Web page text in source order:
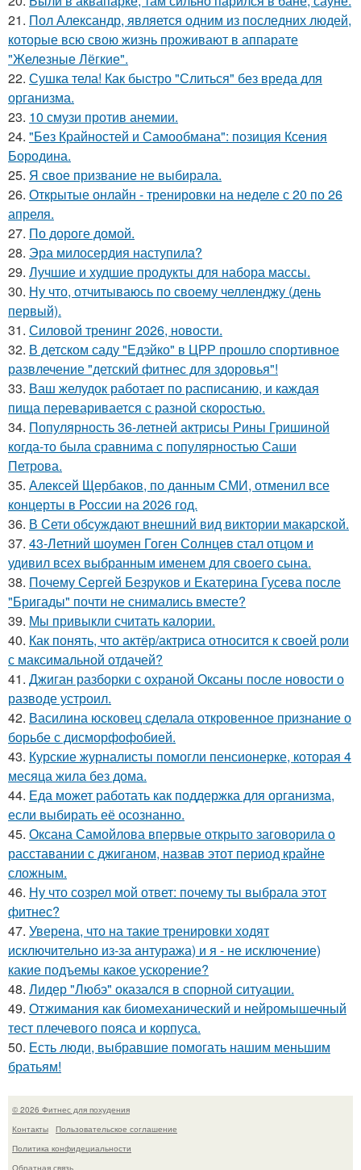
21. Пол Александр, является одним из последних людей,
которые всю свою жизнь проживают в аппарате
"Железные Лёгкие".
22. Сушка тела! Как быстро "Слиться" без вреда для
организма.
23. 10 смузи против анемии.
24. "Без Крайностей и Самообмана": позиция Ксения
Бородина.
25. Я свое призвание не выбирала.
26. Открытые онлайн - тренировки на неделе с 20 по 26
апреля.
27. По дороге домой.
28. Эра милосердия наступила?
29. Лучшие и худшие продукты для набора массы.
30. Ну что, отчитываюсь по своему челленджу (день
первый).
31. Силовой тренинг 2026, новости.
32. В детском саду "Едэйко" в ЦРР прошло спортивное
развлечение "детский фитнес для здоровья"!
33. Ваш желудок работает по расписанию, и каждая
пища переваривается с разной скоростью.
34. Популярность 36-летней актрисы Рины Гришиной
когда-то была сравнима с популярностью Саши
Петрова.
35. Алексей Щербаков, по данным СМИ, отменил все
концерты в России на 2026 год.
36. В Сети обсуждают внешний вид виктории макарской.
37. 43-Летний шоумен Гоген Солнцев стал отцом и
удивил всех выбранным именем для своего сына.
38. Почему Сергей Безруков и Екатерина Гусева после
"Бригады" почти не снимались вместе?
39. Мы привыкли считать калории.
40. Как понять, что актёр/актриса относится к своей роли
с максимальной отдачей?
41. Джиган разборки с охраной Оксаны после новости о
разводе устроил.
42. Василина юсковец сделала откровенное признание о
борьбе с дисморфофобией.
43. Курские журналисты помогли пенсионерке, которая 4
месяца жила без дома.
44. Еда может работать как поддержка для организма,
если выбирать её осознанно.
45. Оксана Самойлова впервые открыто заговорила о
расставании с джиганом, назвав этот период крайне
сложным.
46. Ну что созрел мой ответ: почему ты выбрала этот
фитнес?
47. Уверена, что на такие тренировки ходят
исключительно из-за антуража) и я - не исключение)
какие подъемы какое ускорение?
48. Лидер "Любэ" оказался в спорной ситуации.
49. Отжимания как биомеханический и нейромышечный
тест плечевого пояса и корпуса.
50. Есть люди, выбравшие помогать нашим меньшим
братьям!
© 2026 Фитнес для похудения
Контакты
Пользовательское соглашение
Политика конфидециальности
Обратная связь